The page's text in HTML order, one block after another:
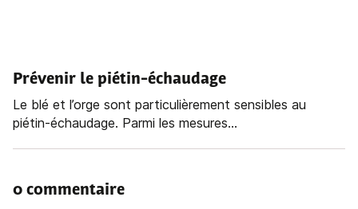
Prévenir le piétin-échaudage
Le blé et l’orge sont particulièrement sensibles au
piétin-échaudage. Parmi les mesures...
0 commentaire